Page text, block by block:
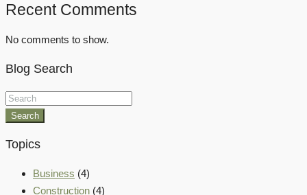
Recent Comments
No comments to show.
Blog Search
Search
Topics
Business (4)
Construction (4)